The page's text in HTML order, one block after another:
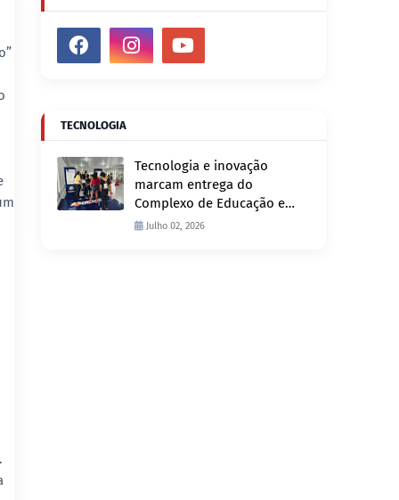
TECNOLOGIA
Tecnologia e inovação
marcam entrega do
Complexo de Educação e
Fiscalização de Trânsito
Julho 02, 2026